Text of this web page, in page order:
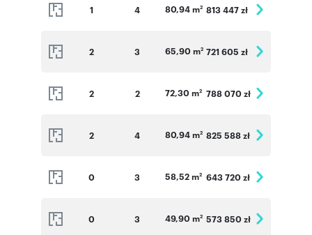
1 4 80,94 m2 813 447 zł
2 3 65,90 m2 721 605 zł
2 2 72,30 m2 788 070 zł
2 4 80,94 m2 825 588 zł
0 3 58,52 m2 643 720 zł
0 3 49,90 m2 573 850 zł